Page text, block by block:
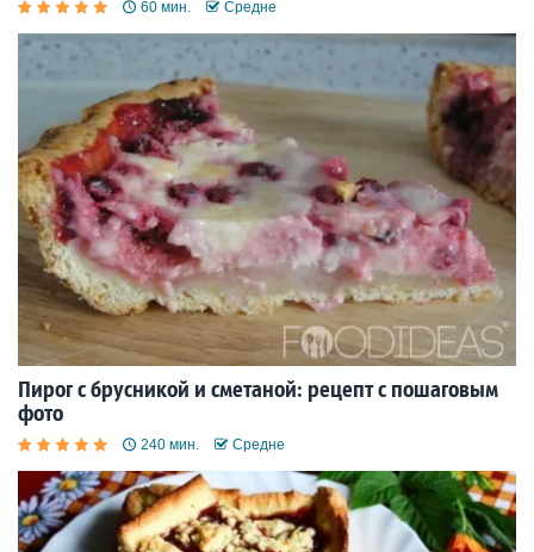
60 мин. Средне
Пирог с брусникой и сметаной: рецепт с пошаговым
фото
240 мин. Средне